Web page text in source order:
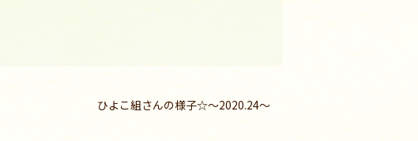
ひよこ組さんの様子☆～2020.24～